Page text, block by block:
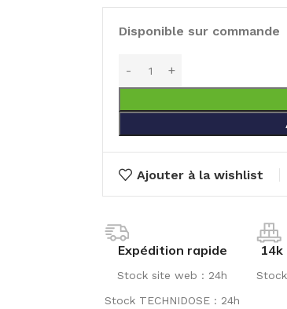
Disponible sur commande
Ajouter à la wishlist
Expédition rapide
Stock site web : 24h
Stock TECHNIDOSE : 24h